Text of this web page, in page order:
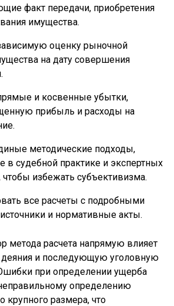
факт передачи, приобретения
имущества.
оценку рыночной
на дату совершения
и косвенные убытки,
прибыль и расходы на
методические подходы,
в судебной практике и экспертных
чтобы избежать субъективизма.
все расчеты с подробными
и нормативные акты.
метода расчета напрямую влияет
и последующую уголовную
при определении ущерба
определению
крупного размера, что